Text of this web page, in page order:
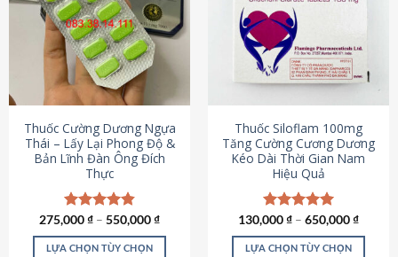
thể.
Các
tùy
chọn
có
thể
chọn
trên
trang
sản
phẩm
tùy
chọn
có
được
chọn
trên
trang
sản
phẩm
Thuốc Cường Dương Ngựa
Thái – Lấy Lại Phong Độ &
Bản Lĩnh Đàn Ông Đích
Thực
Được xếp
hạng4.87
5 sao
275,000₫ – 550,000₫
LỰA CHỌN TÙY CHỌN
Thuốc Siloflam 100mg
Tăng Cường Cương Dương
Kéo Dài Thời Gian Nam
Hiệu Quả
Được xếp
hạng5.00
5 sao
130,000₫ – 650,000₫
LỰA CHỌN TÙY CHỌN